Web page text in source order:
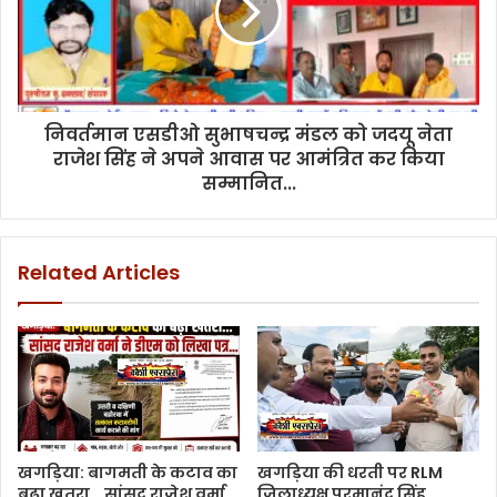
निवर्तमान एसडीओ सुभाषचन्द्र मंडल को जदयू नेता
राजेश सिंह ने अपने आवास पर आमंत्रित कर किया
सम्मानित...
Related Articles
खगड़िया: बागमती के कटाव का
खगड़िया की धरती पर RLM